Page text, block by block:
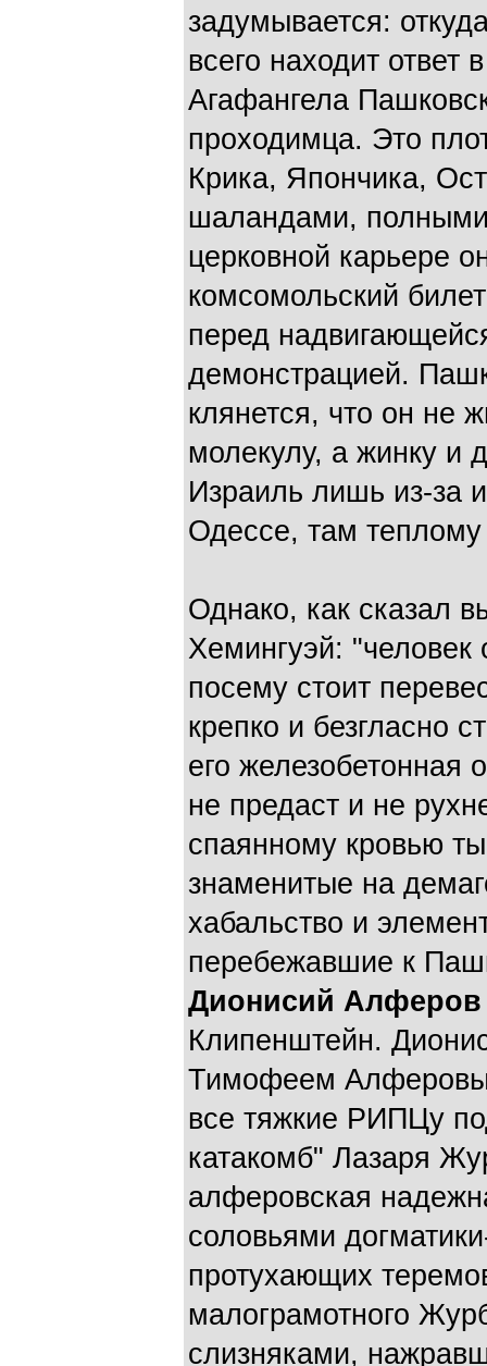
задумывается:
всего находит ответ
Агафангела
проходимца. Это
Крика, Япончика,
шаландами,
церковной карьере
комсомольский
перед
демонстрацией.
клянется, что он не
молекулу, а жинку и
Израиль лишь из-за
Одессе, там теплому
Однако, как сказал
Хемингуэй:
посему стоит
крепко и безгласно
его железобетонная
не предаст и не
спаянному кровью
знаменитые на
хабальство и
перебежавшие к
Дионисий
Клипенштейн.
Тимофеем
все тяжкие РИПЦу
катакомб" Лазаря
алферовская
соловьями
протухающих
малограмотного
слизняками,